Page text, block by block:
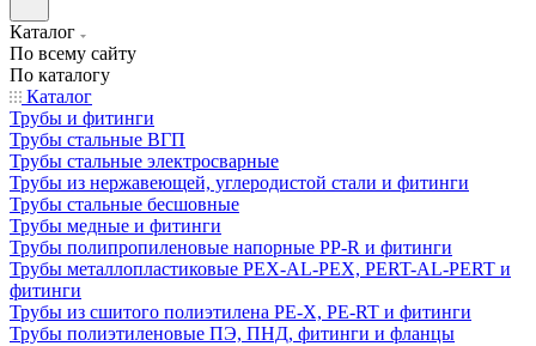
Каталог
По всему сайту
По каталогу
Каталог
Трубы и фитинги
Трубы стальные ВГП
Трубы стальные электросварные
Трубы из нержавеющей, углеродистой стали и фитинги
Трубы стальные бесшовные
Трубы медные и фитинги
Трубы полипропиленовые напорные PP-R и фитинги
Трубы металлопластиковые PEX-AL-PEX, PERT-AL-PERT и
фитинги
Трубы из сшитого полиэтилена PE-X, PE-RT и фитинги
Трубы полиэтиленовые ПЭ, ПНД, фитинги и фланцы